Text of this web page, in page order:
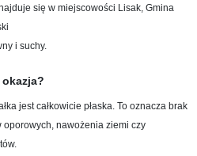
się w miejscowości Lisak, Gmina
i suchy.
jest całkowicie płaska. To oznacza brak
nawożenia ziemi czy